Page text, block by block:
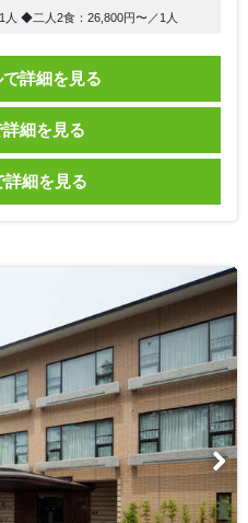
◆二人2食：26,800円〜／1人
詳細を見る
細を見る
細を見る